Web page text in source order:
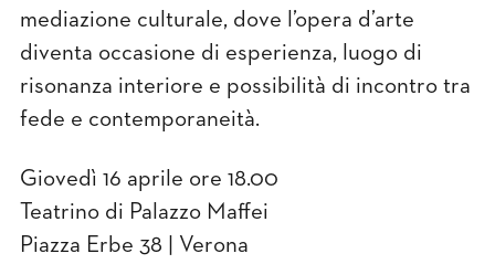
mediazione culturale, dove l’opera d’arte
diventa occasione di esperienza, luogo di
risonanza interiore e possibilità di incontro tra
fede e contemporaneità.
Giovedì 16 aprile ore 18.00
Teatrino di Palazzo Maffei
Piazza Erbe 38 | Verona